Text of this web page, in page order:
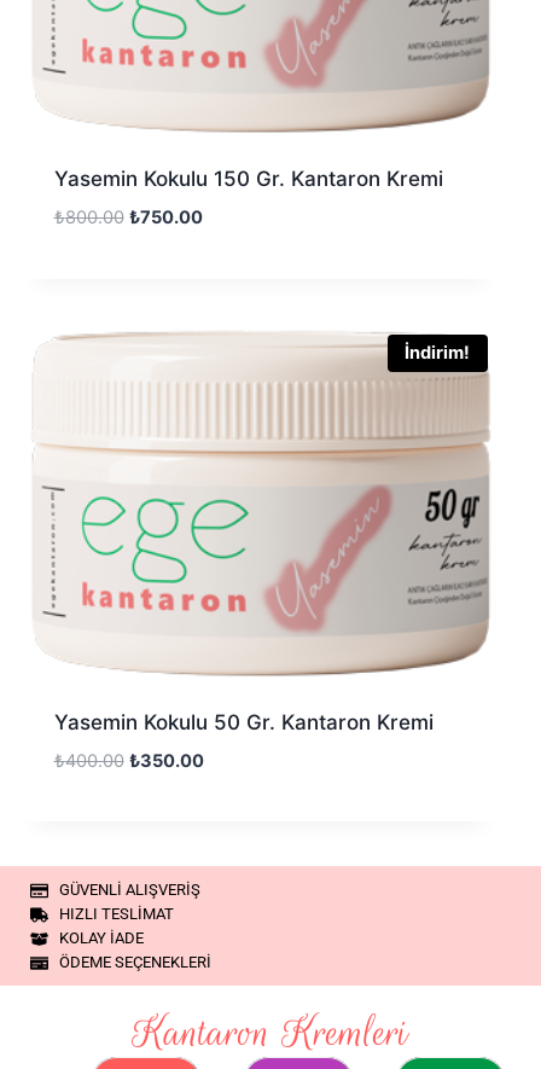
Yasemin Kokulu 150 Gr. Kantaron Kremi
₺800.00 ₺750.00
İndirim!
Yasemin Kokulu 50 Gr. Kantaron Kremi
₺400.00 ₺350.00
GÜVENLİ ALIŞVERİŞ
HIZLI TESLİMAT
KOLAY İADE
ÖDEME SEÇENEKLERİ
Kantaron Kremleri